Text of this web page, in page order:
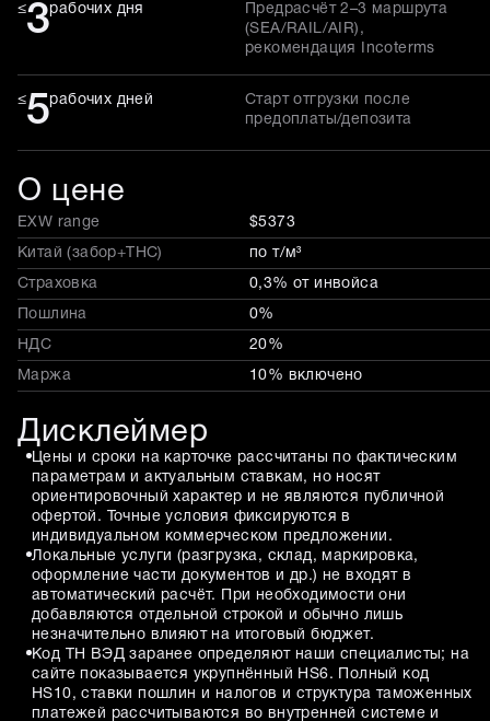
≤3рабочих дня
Предрасчёт 2–3 маршрута
(SEA/RAIL/AIR),
рекомендация Incoterms
≤5рабочих дней
Старт отгрузки после
предоплаты/депозита
О цене
EXW range $5373
Китай (забор+THC) по т/м³
Страховка 0,3% от инвойса
Пошлина 0%
НДС 20%
Маржа 10% включено
Дисклеймер
Цены и сроки на карточке рассчитаны по фактическим
параметрам и актуальным ставкам, но носят
ориентировочный характер и не являются публичной
офертой. Точные условия фиксируются в
индивидуальном коммерческом предложении.
Локальные услуги (разгрузка, склад, маркировка,
оформление части документов и др.) не входят в
автоматический расчёт. При необходимости они
добавляются отдельной строкой и обычно лишь
незначительно влияют на итоговый бюджет.
Код ТН ВЭД заранее определяют наши специалисты; на
сайте показывается укрупнённый HS6. Полный код
HS10, ставки пошлин и налогов и структура таможенных
платежей рассчитываются во внутренней системе и